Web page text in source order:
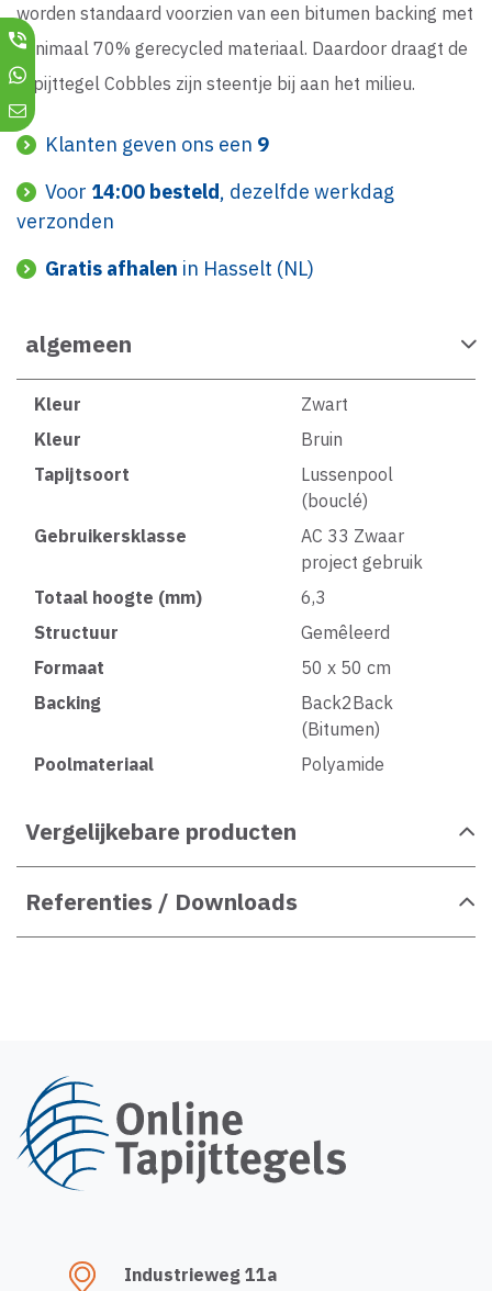
worden standaard voorzien van een bitumen backing met
minimaal 70% gerecycled materiaal. Daardoor draagt de
tapijttegel Cobbles zijn steentje bij aan het milieu.
Klanten geven ons een 9
Voor 14:00 besteld, dezelfde werkdag
verzonden
Gratis afhalen in Hasselt (NL)
algemeen
Kleur
Zwart
Kleur
Bruin
Tapijtsoort
Lussenpool
(bouclé)
Gebruikersklasse
AC 33 Zwaar
project gebruik
Totaal hoogte (mm)
6,3
Structuur
Gemêleerd
Formaat
50 x 50 cm
Backing
Back2Back
(Bitumen)
Poolmateriaal
Polyamide
Vergelijkebare producten
Referenties / Downloads
Industrieweg 11a